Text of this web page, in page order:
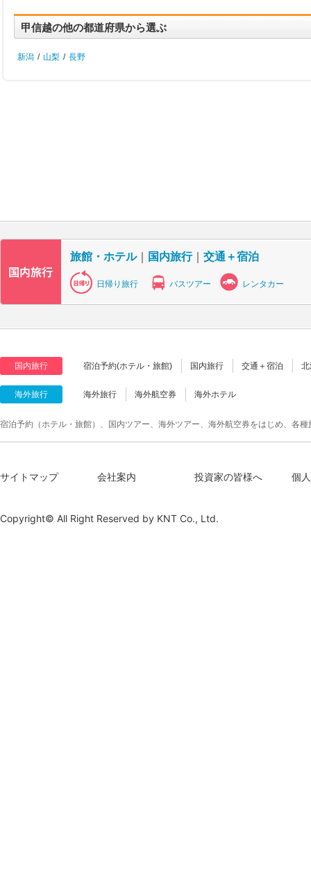
甲信越の他の都道府県から選ぶ
新潟 / 山梨 / 長野
旅館・ホテル｜ 国内旅行｜ 交通＋宿泊
日帰り旅行 バスツアー レンタカー
国内旅行 宿泊予約(ホテル・旅館) 国内旅行 交通＋宿泊
海外旅行 海外旅行 海外航空券 海外ホテル
宿泊予約（ホテル・旅館）、国内ツアー、海外ツアー、海外航空券をはじめ、各
サイトマップ 会社案内 投資家の皆様へ 個
Copyright© All Right Reserved by KNT Co., Ltd.